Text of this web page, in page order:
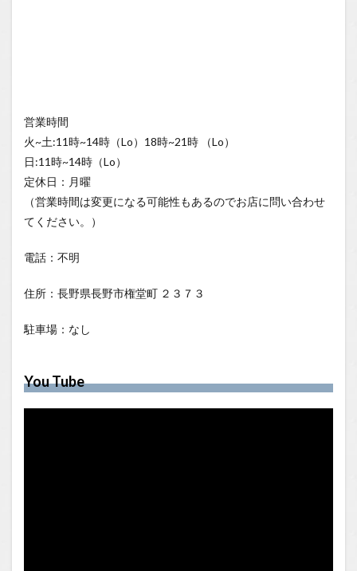
営業時間
火~土:11時~14時（Lo）18時~21時 （Lo）
日:11時~14時（Lo）
定休日：月曜
（営業時間は変更になる可能性もあるのでお店に問い合わせ
てください。）
電話：不明
住所：長野県長野市権堂町 ２３７３
駐車場：なし
You Tube